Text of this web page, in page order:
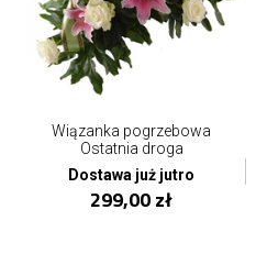
Wiązanka pogrzebowa
Ostatnia droga
Dostawa już jutro
299,00 zł